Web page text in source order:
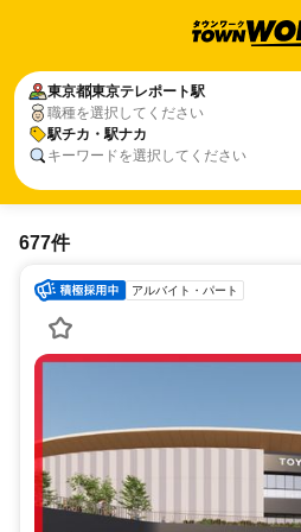
東京都東京テレポート駅
職種を選択してください
駅チカ・駅ナカ
キーワードを選択してください
677件
アルバイト・パート